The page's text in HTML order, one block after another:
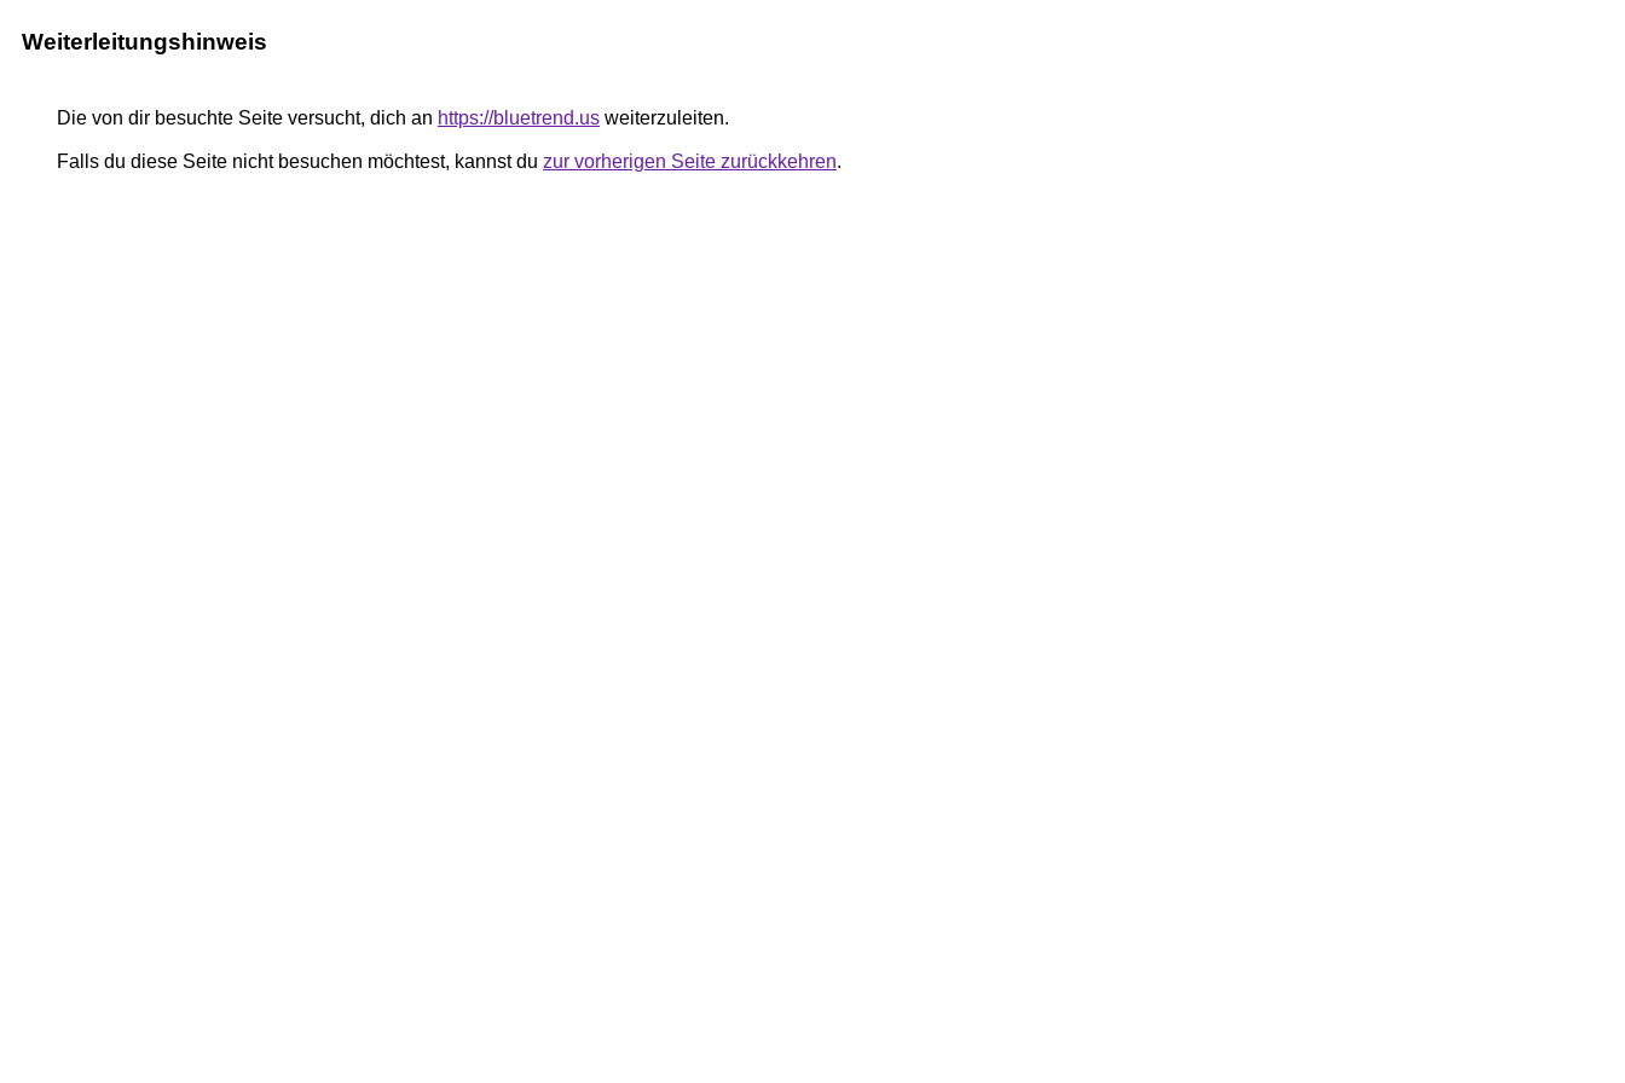
Weiterleitungshinweis
Die von dir besuchte Seite versucht, dich an https://bluetrend.us weiterzuleiten.
Falls du diese Seite nicht besuchen möchtest, kannst du zur vorherigen Seite zurückkehren.